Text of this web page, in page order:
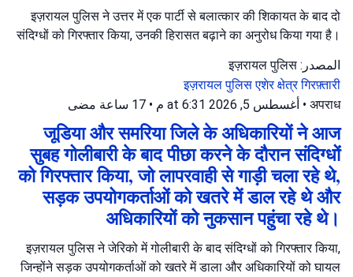
इज़रायल पुलिस ने उत्तर में एक पार्टी से बलात्कार की शिकायत के बाद दो
संदिग्धों को गिरफ्तार किया, उनकी हिरासत बढ़ाने का अनुरोध किया गया है।
المصدر: इज़रायल पुलिस
इज़रायल पुलिसएशेर क्षेत्रगिरफ़्तारी
अपराध
• أغسطس 5, 2026 at 6:31 م • 17 ساعة مضى
जूडिया और समरिया जिले के अधिकारियों ने आज
सुबह गोलीबारी के बाद पीछा करने के दौरान संदिग्धों
को गिरफ्तार किया, जो लापरवाही से गाड़ी चला रहे थे,
सड़क उपयोगकर्ताओं को खतरे में डाल रहे थे और
अधिकारियों को नुकसान पहुंचा रहे थे।
इज़रायल पुलिस ने जेरिको में गोलीबारी के बाद संदिग्धों को गिरफ्तार किया,
जिन्होंने सड़क उपयोगकर्ताओं को खतरे में डाला और अधिकारियों को घायल